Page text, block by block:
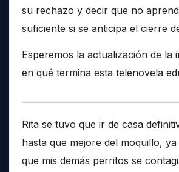
su rechazo y decir que no
suficiente si se anticipa el cierre
Esperemos la actualización de la
en qué termina esta telenovela
Rita se tuvo que ir de casa
hasta que mejore del moquillo,
que mis demás perritos se